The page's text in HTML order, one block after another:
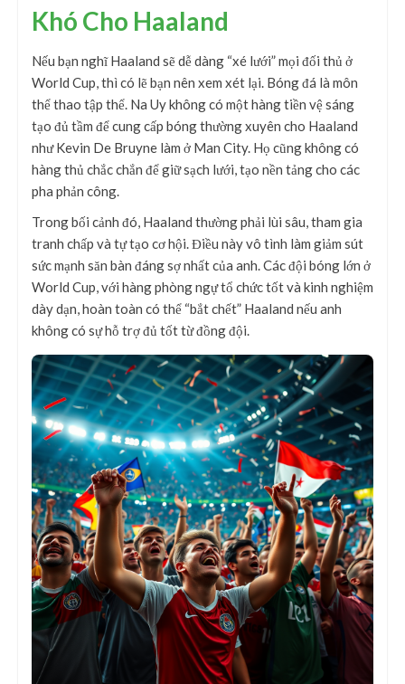
Khó Cho Haaland
Nếu bạn nghĩ Haaland sẽ dễ dàng “xé lưới” mọi đối thủ ở
World Cup, thì có lẽ bạn nên xem xét lại. Bóng đá là môn
thể thao tập thể. Na Uy không có một hàng tiền vệ sáng
tạo đủ tầm để cung cấp bóng thường xuyên cho Haaland
như Kevin De Bruyne làm ở Man City. Họ cũng không có
hàng thủ chắc chắn để giữ sạch lưới, tạo nền tảng cho các
pha phản công.
Trong bối cảnh đó, Haaland thường phải lùi sâu, tham gia
tranh chấp và tự tạo cơ hội. Điều này vô tình làm giảm sút
sức mạnh săn bàn đáng sợ nhất của anh. Các đội bóng lớn ở
World Cup, với hàng phòng ngự tổ chức tốt và kinh nghiệm
dày dạn, hoàn toàn có thể “bắt chết” Haaland nếu anh
không có sự hỗ trợ đủ tốt từ đồng đội.